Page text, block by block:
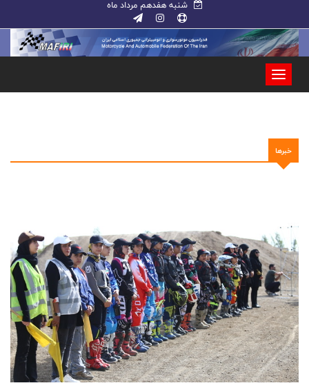
شنبه هفدهم مرداد ماه
خبرها